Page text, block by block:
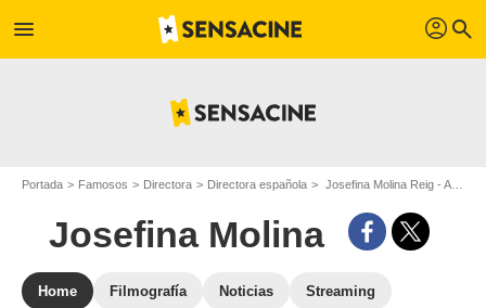
menu profil search
Portada Famosos Directora Directora española Josefina Molina Reig - Apodo : Josefina Molina
Josefina Molina
Home Filmografía Noticias Streaming